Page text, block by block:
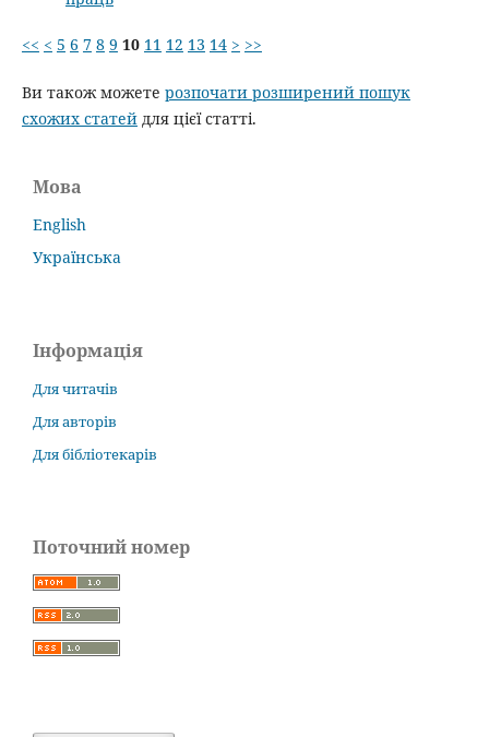
<< < 5 6 7 8 9 10 11 12 13 14 > >>
Ви також можете розпочати розширений пошук
схожих статейдля цієї статті.
Мова
English
Українська
Інформація
Для читачів
Для авторів
Для бібліотекарів
Поточний номер